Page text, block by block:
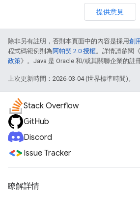
提供意見
除非另有註明，否則本頁面中的內容是採用創
程式碼範例則為阿帕契 2.0 授權。詳情請參閱《
政策》。Java 是 Oracle 和/或其關聯企業的註
上次更新時間：2026-03-04 (世界標準時間)。
Stack Overflow
GitHub
Discord
Issue Tracker
瞭解詳情